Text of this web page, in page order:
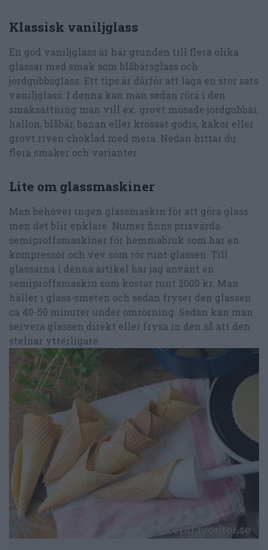
Klassisk vaniljglass
En god vaniljglass är här grunden till flera olika
glassar med smak som blåbärsglass och
jordgubbsglass. Ett tips är därför att laga en stor sats
vaniljglass. I denna kan man sedan röra i den
smaksättning man vill ex. grovt mosade jordgubbar,
hallon, blåbär, banan eller krossat godis, kakor eller
grovt riven choklad med mera. Nedan hittar du
flera smaker och varianter.
Lite om glassmaskiner
Man behöver ingen glassmaskin för att göra glass
men det blir enklare. Numer finns prisvärda
semiproffsmaskiner för hemmabruk som har en
kompressor och vev som rör runt glassen. Till
glassarna i denna artikel har jag använt en
semiproffsmaskin som kostar runt 2000 kr. Man
häller i glass-smeten och sedan fryser den glassen
ca 40-50 minuter under omrörning. Sedan kan man
servera glassen direkt eller frysa in den så att den
stelnar ytterligare.